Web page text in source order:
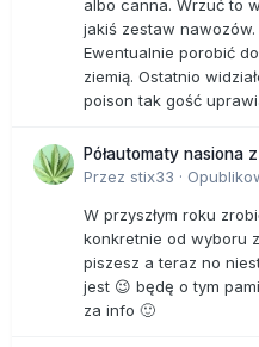
albo canna. Wrzuć to
jakiś zestaw
Ewentualnie porobić
ziemią. Ostatnio
poison tak gość
Półautomaty nasiona
Przez stix33 ·
W przyszłym roku
konkretnie od wyboru
piszesz a teraz no
jest 😉 będę o tym
za info 🙂